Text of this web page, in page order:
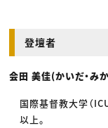
登壇者
会田 美佳(かいだ・み
国際基督教大学（
以上。